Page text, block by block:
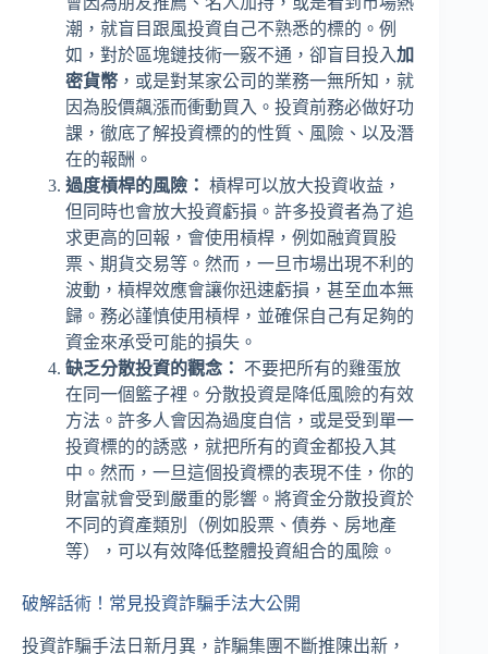
潮，就盲目跟風投資自己不熟悉的標的。例
如，對於區塊鏈技術一竅不通，卻盲目投入加
密貨幣 ，或是對某家公司的業務一無所知，就
因為股價飆漲而衝動買入。投資前務必做好功
課，徹底了解投資標的的性質、風險、以及潛
在的報酬。
過度槓桿的風險： 槓桿可以放大投資收益，
但同時也會放大投資虧損。許多投資者為了追
求更高的回報，會使用槓桿，例如融資買股
票、期貨交易等。然而，一旦市場出現不利的
波動，槓桿效應會讓你迅速虧損，甚至血本無
歸。務必謹慎使用槓桿，並確保自己有足夠的
資金來承受可能的損失。
缺乏分散投資的觀念：
不要把所有的雞蛋放
在同一個籃子裡。分散投資是降低風險的有效
方法。許多人會因為過度自信，或是受到單一
投資標的的誘惑，就把所有的資金都投入其
中。然而，一旦這個投資標的表現不佳，你的
財富就會受到嚴重的影響。將資金分散投資於
不同的資產類別（例如股票、債券、房地產
等），可以有效降低整體投資組合的風險。
破解話術！常見投資詐騙手法大公開
投資詐騙手法日新月異，詐騙集團不斷推陳出新，